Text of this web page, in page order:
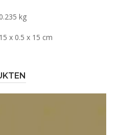
0.235 kg
15 x 0.5 x 15 cm